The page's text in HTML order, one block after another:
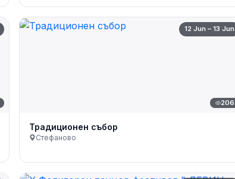
12 Jun – 13 Jun
206
Традиционен събор
Стефаново